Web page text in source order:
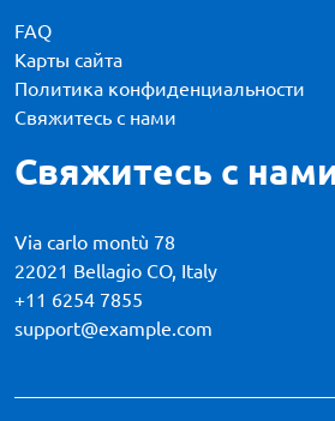
FAQ
Карты сайта
Политика конфиденциальности
Свяжитесь с нами
Свяжитесь с
Via carlo montù 78
22021 Bellagio CO, Italy
+11 6254 7855
support@example.com